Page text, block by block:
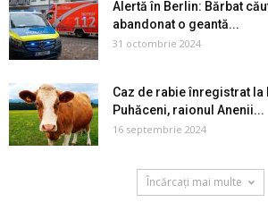
Alertă în Berlin: Bărbat
abandonat o geantă...
31 octombrie 2024
Caz de rabie înregistrat
Puhăceni, raionul Anenii...
16 septembrie 2024
Încărcați mai multe